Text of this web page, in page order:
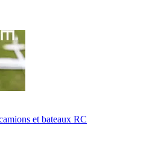
et bateaux RC